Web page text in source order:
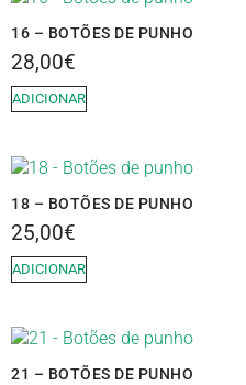
16 – BOTÕES DE PUNHO
28,00€
ADICIONAR
18 – BOTÕES DE PUNHO
25,00€
ADICIONAR
21 – BOTÕES DE PUNHO